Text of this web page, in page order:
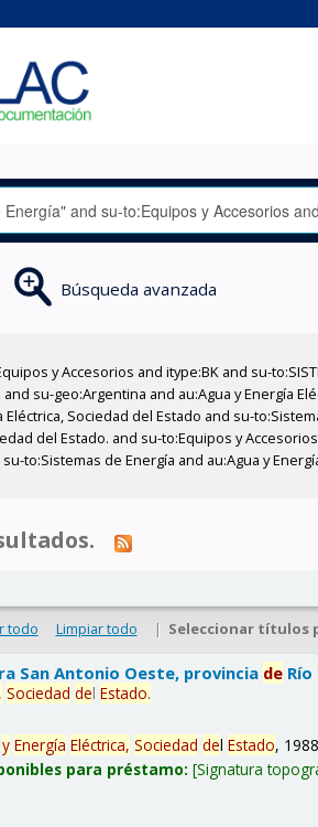
Búsqueda avanzada
y Accesorios and itype:BK and su-
su-geo:Argentina and au:Agua y Energía
Sociedad del Estado and su-
del Estado. and su-to:Equipos y
to:Sistemas de Energía and au:Agua y
todo Limpiar todo | Seleccionar títulos
San Antonio Oeste, provincia de
Sociedad delEstado.
y Energía Eléctrica, Sociedad delEstado, 1988
para préstamo: Signatura